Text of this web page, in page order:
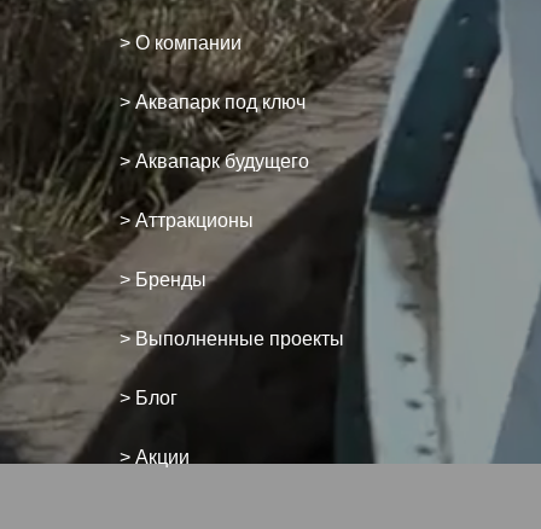
> О компании
> Аквапарк под ключ
> Аквапарк будущего
> Аттракционы
> Бренды
> Выполненные проекты
> Блог
> Акции